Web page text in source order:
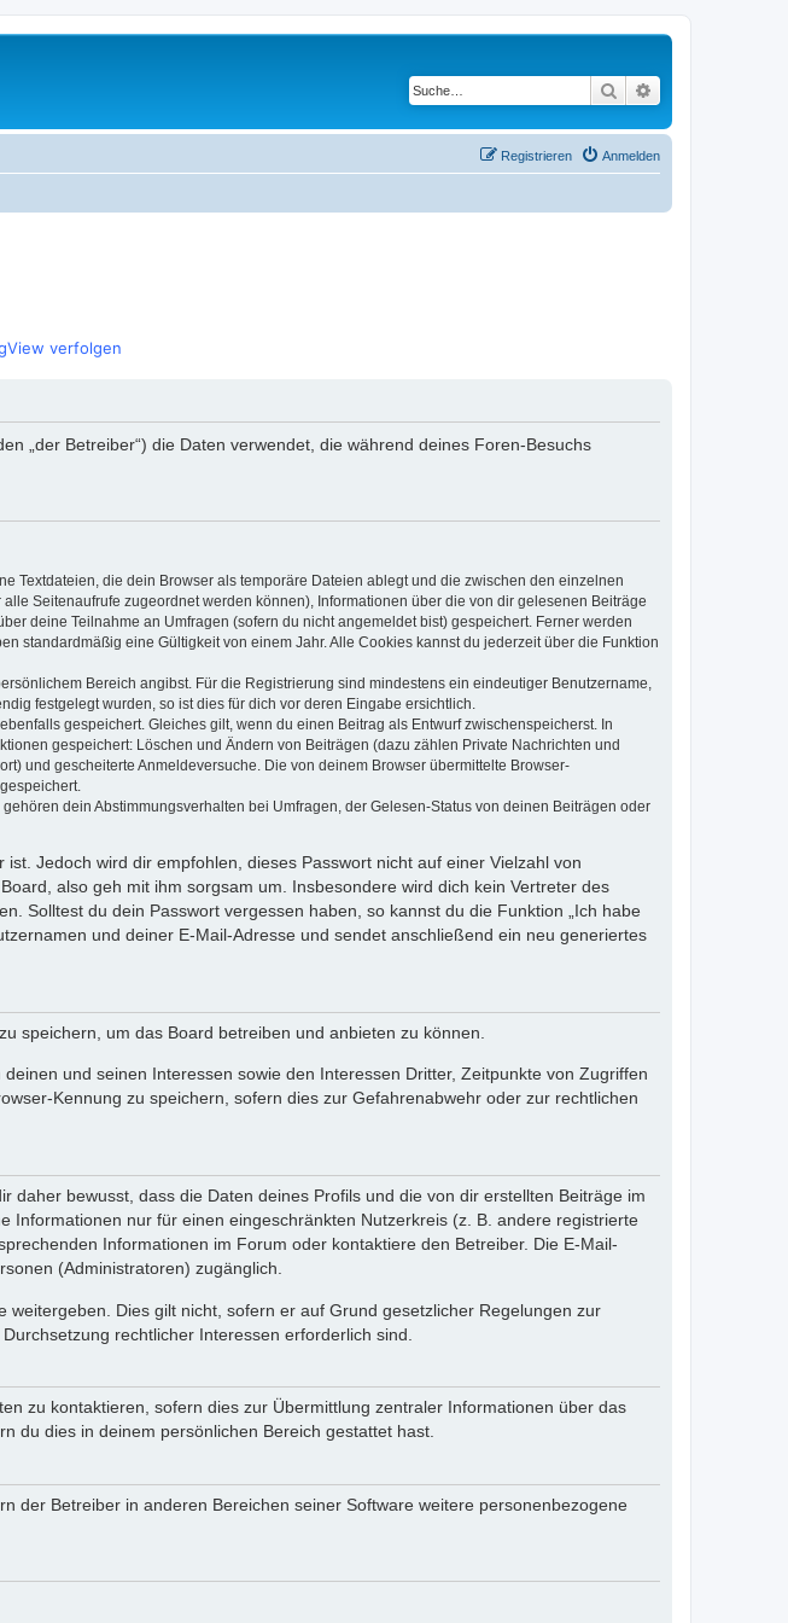
Suche
Anmelden
Registrieren
verfolgen
„der Betreiber“) die Daten verwendet, die während deines Foren-Besuchs
Textdateien, die dein Browser als temporäre Dateien ablegt und die zwischen den einzelnen
Seitenaufrufe zugeordnet werden können), Informationen über die von dir gelesenen Beiträge
deine Teilnahme an Umfragen (sofern du nicht angemeldet bist) gespeichert. Ferner werden
standardmäßig eine Gültigkeit von einem Jahr. Alle Cookies kannst du jederzeit über die Funktion
Bereich angibst. Für die Registrierung sind mindestens ein eindeutiger Benutzername,
festgelegt wurden, so ist dies für dich vor deren Eingabe ersichtlich.
gespeichert. Gleiches gilt, wenn du einen Beitrag als Entwurf zwischenspeicherst. In
gespeichert: Löschen und Ändern von Beiträgen (dazu zählen Private Nachrichten und
und gescheiterte Anmeldeversuche. Die von deinem Browser übermittelte Browser-
dein Abstimmungsverhalten bei Umfragen, der Gelesen-Status von deinen Beiträgen oder
Jedoch wird dir empfohlen, dieses Passwort nicht auf einer Vielzahl von
also geh mit ihm sorgsam um. Insbesondere wird dich kein Vertreter des
Solltest du dein Passwort vergessen haben, so kannst du die Funktion „Ich habe
und deiner E-Mail-Adresse und sendet anschließend ein neu generiertes
speichern, um das Board betreiben und anbieten zu können.
und seinen Interessen sowie den Interessen Dritter, Zeitpunkte von Zugriffen
Kennung zu speichern, sofern dies zur Gefahrenabwehr oder zur rechtlichen
bewusst, dass die Daten deines Profils und die von dir erstellten Beiträge im
nur für einen eingeschränkten Nutzerkreis (z. B. andere registrierte
Informationen im Forum oder kontaktiere den Betreiber. Die E-Mail-
(Administratoren) zugänglich.
Dies gilt nicht, sofern er auf Grund gesetzlicher Regelungen zur
rechtlicher Interessen erforderlich sind.
zu kontaktieren, sofern dies zur Übermittlung zentraler Informationen über das
du dies in deinem persönlichen Bereich gestattet hast.
der Betreiber in anderen Bereichen seiner Software weitere personenbezogene